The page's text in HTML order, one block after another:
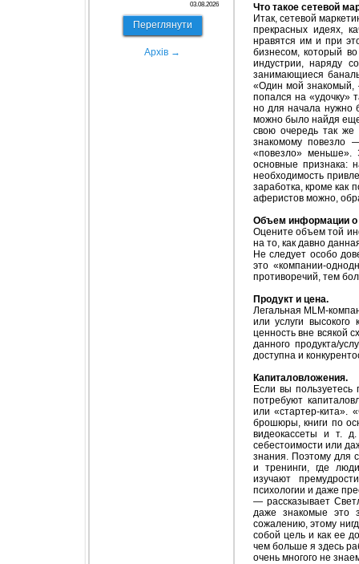
03.08.2026
Переглянути
Архів →
Что такое сетевой
Итак, сетевой
прекрасных идеях,
нравятся им и при
бизнесом, который
индустрии, наряду
занимающиеся
«Один мой
попался на «удочку»
но для начала нужно
можно было найдя
свою очередь так
знакомому повезло
«повезло»
основные признака:
необходимость
заработка, кроме как
аферистов можно,
Объем информации о
Оцените объем той
на то, как давно
Не следует особо
это «компании-
противоречий, тем
Продукт и цена.
Легальная MLM-
или услуги
ценность вне всякой
данного продукта/
доступна и
Капиталовложения.
Если вы
потребуют
или «стартер-кита».
брошюры, книги по
видеокассеты и т.
себестоимости или
знания. Поэтому для
и тренинги, где
изучают
психологии и даже
— рассказывает
даже знакомые это
сожалению, этому
собой цель и как ее
чем больше я здесь
очень многого не